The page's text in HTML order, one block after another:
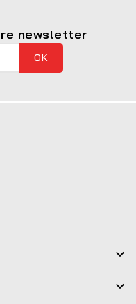
newsletter

